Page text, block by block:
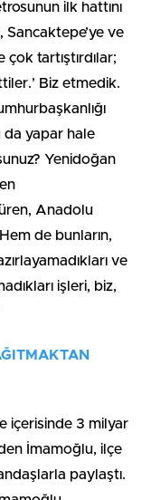
ilk hattını
Sancaktepe’ye ve
çok tartıştırdılar;
Biz etmedik.
da yapar hale
Yenidoğan
Anadolu
de bunların,
ve
işleri, biz,
içerisinde 3 milyar
İmamoğlu, ilçe
paylaştı.